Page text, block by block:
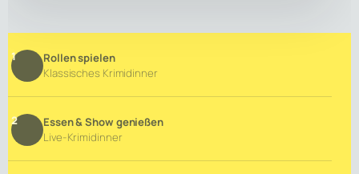
1
Rollen spielen
Klassisches Krimidinner
2
Essen & Show genießen
Live-Krimidinner